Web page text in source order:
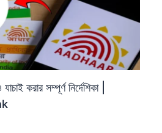
করার সম্পূর্ণ নির্দেশিকা |